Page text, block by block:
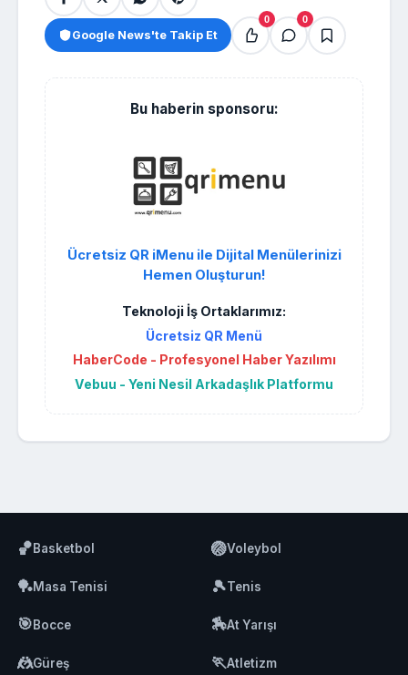
Google News'te Takip Et
0 0
Bu haberin sponsoru:
Ücretsiz QR iMenu ile Dijital Menülerinizi
Hemen Oluşturun!
Teknoloji İş Ortaklarımız:
Ücretsiz QR Menü
HaberCode - Profesyonel Haber Yazılımı
Vebuu - Yeni Nesil Arkadaşlık Platformu
🏀Basketbol 🏐Voleybol
🏓Masa Tenisi 🎾Tenis
🎯Bocce 🏇At Yarışı
🤼Güreş 🏃Atletizm